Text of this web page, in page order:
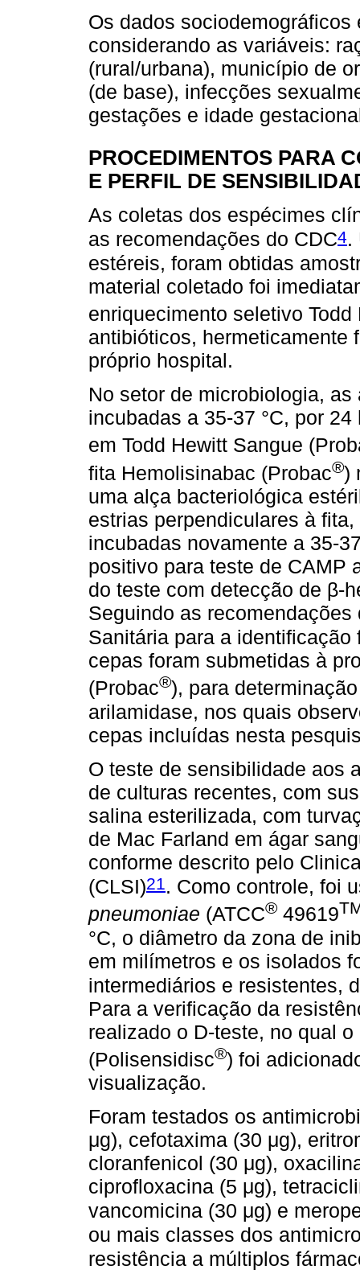
Os dados
considerando as variáveis:
(rural/urbana), município de
(de base), infecções
gestações e idade
PROCEDIMENTOS PARA
E PERFIL DE
As coletas dos espécimes
as recomendações do CDC4.
estéreis, foram obtidas
material coletado foi
enriquecimento seletivo Todd
antibióticos, hermeticamente
próprio hospital.
No setor de microbiologia,
incubadas a 35-37 °C, por
em Todd Hewitt Sangue
fita Hemolisinabac (Probac®)
uma alça bacteriológica
estrias perpendiculares à
incubadas novamente a 35-
positivo para teste de CAMP
do teste com detecção de β-
Seguindo as
Sanitária para a
cepas foram submetidas à
(Probac®), para
arilamidase, nos quais
cepas incluídas nesta
O teste de sensibilidade aos
de culturas recentes, com
salina esterilizada, com
de Mac Farland em ágar
conforme descrito pelo
(CLSI)21. Como controle, foi
pneumoniae (ATCC® 49619
°C, o diâmetro da zona de
em milímetros e os isolados
intermediários e resistentes,
Para a verificação da
realizado o D-teste, no qual
(Polisensidisc®) foi
visualização.
Foram testados os
μg), cefotaxima (30 μg),
cloranfenicol (30 μg),
ciprofloxacina (5 μg),
vancomicina (30 μg) e
ou mais classes dos
resistência a múltiplos